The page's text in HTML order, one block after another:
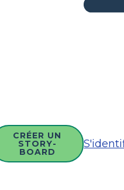
CRÉER UN
STORY-
BOARD